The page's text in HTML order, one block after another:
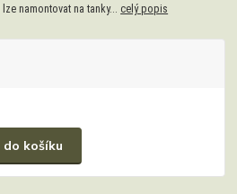
namontovat na tanky... celý popis
košíku